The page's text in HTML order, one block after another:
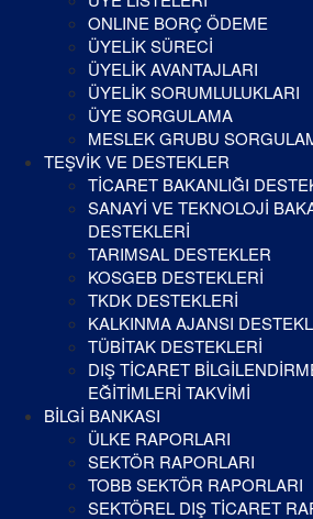
ONLINE BORÇ ÖDEME
ÜYELİK SÜRECİ
ÜYELİK AVANTAJLARI
ÜYELİK SORUMLULUKLARI
ÜYE SORGULAMA
MESLEK GRUBU
TEŞVİK VE DESTEKLER
TİCARET BAKANLIĞI
SANAYİ VE TEKNOLOJİ
DESTEKLERİ
TARIMSAL DESTEKLER
KOSGEB DESTEKLERİ
TKDK DESTEKLERİ
KALKINMA AJANSI
TÜBİTAK DESTEKLERİ
DIŞ TİCARET
EĞİTİMLERİ TAKVİMİ
BİLGİ BANKASI
ÜLKE RAPORLARI
SEKTÖR RAPORLARI
TOBB SEKTÖR RAPORLARI
SEKTÖREL DIŞ TİCARET